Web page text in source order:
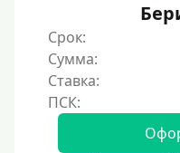
Срок:
Сумма:
Ставка: